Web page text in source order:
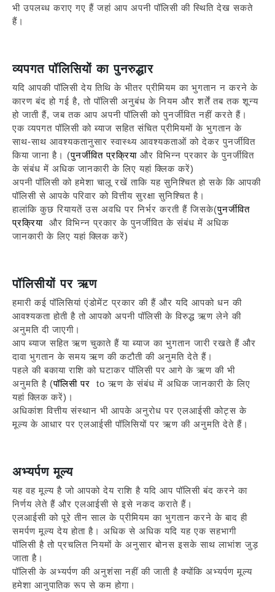
भी उपलब्ध कराए गए हैं जहां आप अपनी पॉलिसी की स्थिति देख सकते
हैं।
व्यपगत पॉलिसियों का पुनरुद्धार
यदि आपकी पॉलिसी देय तिथि के भीतर प्रीमियम का भुगतान न करने के
कारण बंद हो गई है, तो पॉलिसी अनुबंध के नियम और शर्तें तब तक शून्य
हो जाती हैं, जब तक आप अपनी पॉलिसी को पुनर्जीवित नहीं करते हैं।
एक व्यपगत पॉलिसी को ब्याज सहित संचित प्रीमियमों के भुगतान के
साथ-साथ आवश्यकतानुसार स्वास्थ्य आवश्यकताओं को देकर पुनर्जीवित
किया जाना है। (पुनर्जीवित प्रक्रिया और विभिन्न प्रकार के पुनर्जीवित
के संबंध में अधिक जानकारी के लिए यहां क्लिक करें)
अपनी पॉलिसी को हमेशा चालू रखें ताकि यह सुनिश्चित हो सके कि आपकी
पॉलिसी से आपके परिवार को वित्तीय सुरक्षा सुनिश्चित है।
हालांकि कुछ रियायतें उस अवधि पर निर्भर करती हैं जिसके(पुनर्जीवित
प्रक्रिया और विभिन्न प्रकार के पुनर्जीवित के संबंध में अधिक
जानकारी के लिए यहां क्लिक करें)
पॉलिसीयों पर ऋण
हमारी कई पॉलिसियां एंडोमेंट प्रकार की हैं और यदि आपको धन की
आवश्यकता होती है तो आपको अपनी पॉलिसी के विरुद्ध ऋण लेने की
अनुमति दी जाएगी।
आप ब्याज सहित ऋण चुकाते हैं या ब्याज का भुगतान जारी रखते हैं और
दावा भुगतान के समय ऋण की कटौती की अनुमति देते हैं।
पहले की बकाया राशि को घटाकर पॉलिसी पर आगे के ऋण की भी
अनुमति है (पॉलिसी पर to ऋण के संबंध में अधिक जानकारी के लिए
यहां क्लिक करें)।
अधिकांश वित्तीय संस्थान भी आपके अनुरोध पर एलआईसी कोट्स के
मूल्य के आधार पर एलआईसी पॉलिसियों पर ऋण की अनुमति देते हैं।
अभ्यर्पण मूल्य
यह वह मूल्य है जो आपको देय राशि है यदि आप पॉलिसी बंद करने का
निर्णय लेते हैं और एलआईसी से इसे नकद कराते हैं।
एलआईसी को पूरे तीन साल के प्रीमियम का भुगतान करने के बाद ही
समर्पण मूल्य देय होता है। अधिक से अधिक यदि यह एक सहभागी
पॉलिसी है तो प्रचलित नियमों के अनुसार बोनस इसके साथ लाभांश जुड़
जाता है।
पॉलिसी के अभ्यर्पण की अनुशंसा नहीं की जाती है क्योंकि अभ्यर्पण मूल्य
हमेशा आनुपातिक रूप से कम होगा।